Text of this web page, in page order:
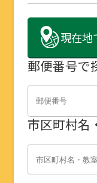
現在地
郵便番号で
市区町村名